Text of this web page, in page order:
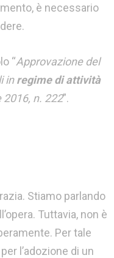
è necessario
“Approvazione del
inregime di attività
2016, n. 222”.
Stiamo parlando
Tuttavia, non è
Per tale
l’adozione di un